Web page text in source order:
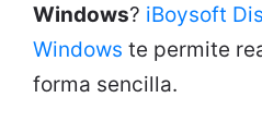
Windows? iBoysoft
Windows te permite
forma sencilla.